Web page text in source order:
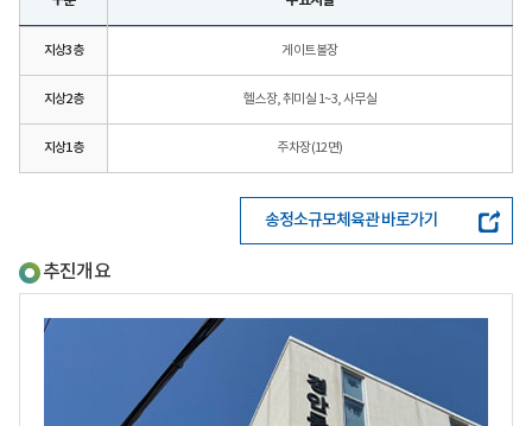
지상3층 게이트볼장
지상2층 헬스장, 취미실 1~3, 사무실
지상1층 주차장(12면)
송정소규모체육관 바로가기
추진개요